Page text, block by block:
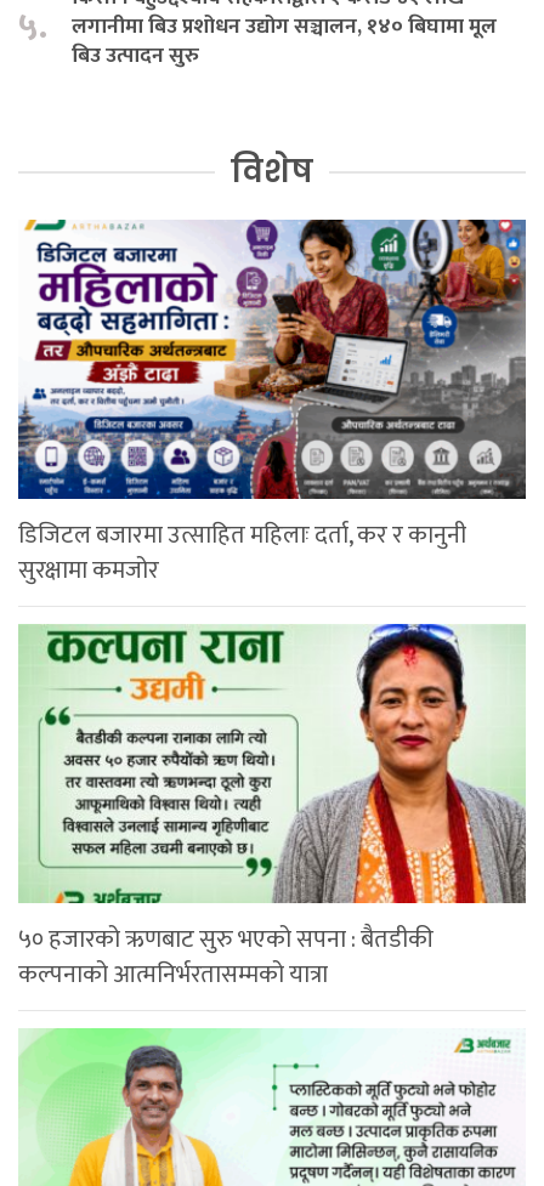
५.
लगानीमा बिउ प्रशोधन उद्योग सञ्चालन, १४० बिघामा मूल
बिउ उत्पादन सुरु
विशेष
डिजिटल बजारमा उत्साहित महिलाः दर्ता, कर र कानुनी
सुरक्षामा कमजोर
५० हजारको ऋणबाट सुरु भएको सपना : बैतडीकी
कल्पनाको आत्मनिर्भरतासम्मको यात्रा